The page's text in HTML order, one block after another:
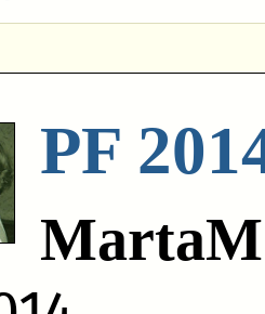
PF
MartaM